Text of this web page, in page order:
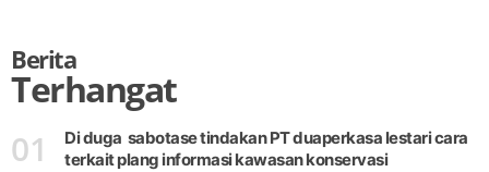
Berita
Terhangat
01
Di duga sabotase tindakan PT duaperkasa lestari cara
terkait plang informasi kawasan konservasi